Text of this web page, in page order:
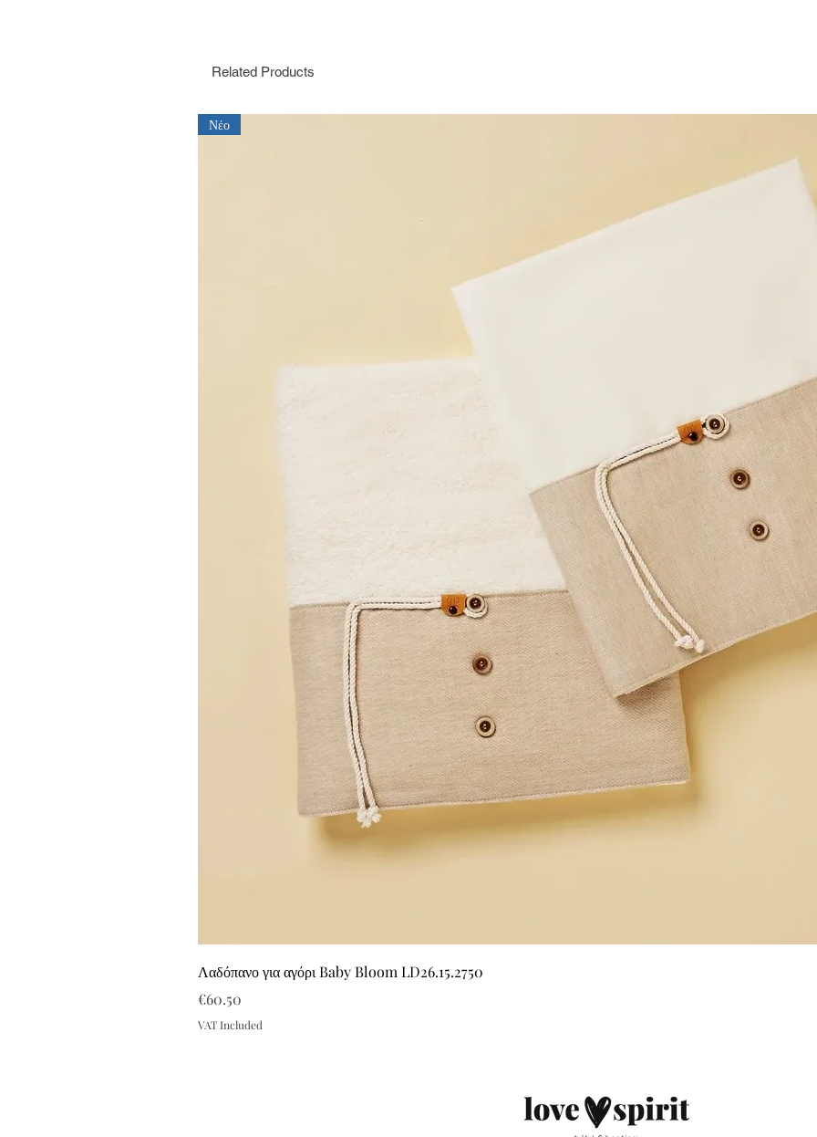
Related Products
Νέο
Λαδόπανο για αγόρι Baby Bloom LD26.15.2750
Price
€60.50
VAT Included